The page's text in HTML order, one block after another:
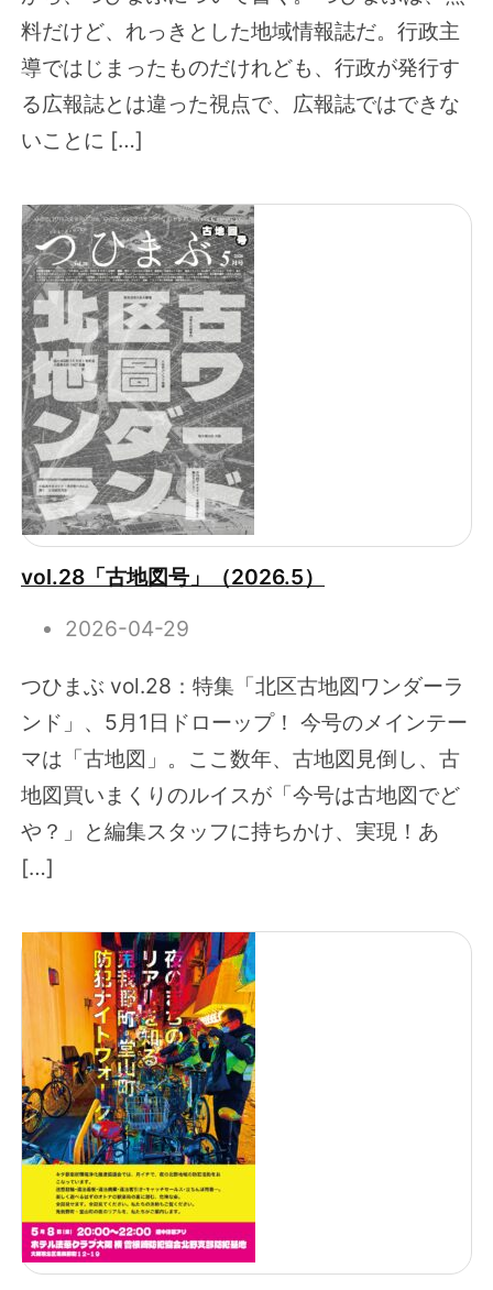
料だけど、れっきとした地域情報誌だ。行政主
導ではじまったものだけれども、行政が発行す
る広報誌とは違った視点で、広報誌ではできな
いことに […]
vol.28「古地図号」（2026.5）
2026-04-29
つひまぶ vol.28：特集「北区古地図ワンダーラ
ンド」、5月1日ドローップ！ 今号のメインテー
マは「古地図」。ここ数年、古地図見倒し、古
地図買いまくりのルイスが「今号は古地図でど
や？」と編集スタッフに持ちかけ、実現！あ
[…]